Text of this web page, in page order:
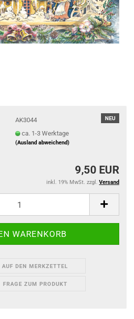
NEU
AK3044
ca. 1-3 Werktage
(Ausland abweichend)
9,50 EUR
inkl. 19% MwSt. zzgl. Versand
AUF DEN MERKZETTEL
FRAGE ZUM PRODUKT